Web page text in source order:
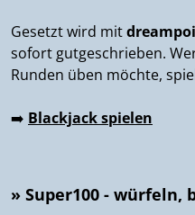
Gesetzt wird mit
sofort gutgeschrieben.
Runden üben möchte,
➡️ Blackjack spielen
» Super100 - würfeln,